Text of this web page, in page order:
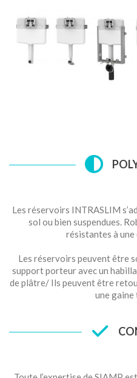
Les réservoirs INTRASLIM
sol ou bien suspendues.
résistantes à
Les réservoirs peuvent être
support porteur avec un
de plâtre/ Ils peuvent être
une gaine